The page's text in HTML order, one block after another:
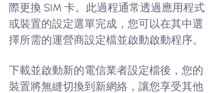
際更換 SIM 卡。此過程通常透過應用程式
或裝置的設定選單完成，您可以在其中選
擇所需的運營商設定檔並啟動啟動程序。
下載並啟動新的電信業者設定檔後，您的
裝置將無縫切換到新網絡，讓您享受其他